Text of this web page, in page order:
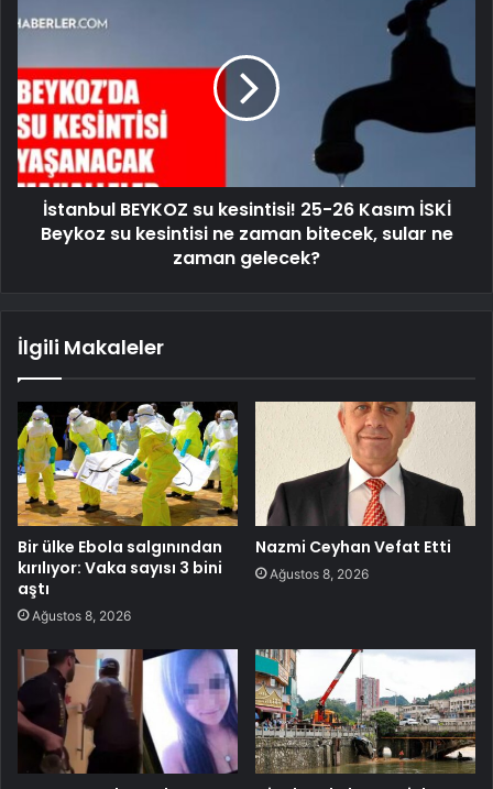
İstanbul BEYKOZ su kesintisi! 25-26 Kasım İSKİ
Beykoz su kesintisi ne zaman bitecek, sular ne
zaman gelecek?
İlgili Makaleler
Bir ülke Ebola salgınından
kırılıyor: Vaka sayısı 3 bini
aştı
Ağustos 8, 2026
Nazmi Ceyhan Vefat Etti
Ağustos 8, 2026